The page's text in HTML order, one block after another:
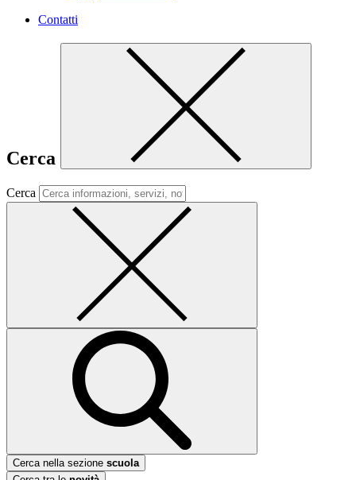
Contatti
Cerca
Cerca
Cerca nella sezione scuola